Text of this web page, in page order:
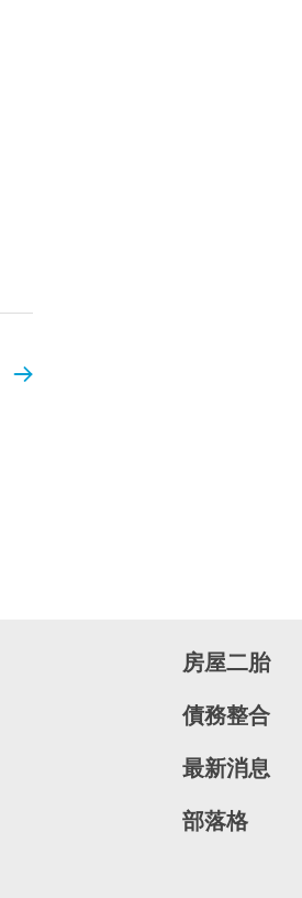
房屋二胎
債務整合
最新消息
部落格